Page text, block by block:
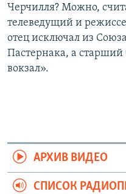
Все сайты РСЕ/РС
Черчилля? Можно,
телеведущий и
отец исключал из
Пастернака, а старший
вокзал».
АРХИВ ВИДЕО
СПИСОК